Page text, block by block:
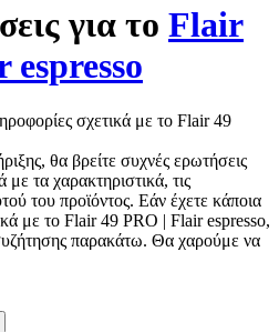
για το Flair
σχετικά με το Flair 49
θα βρείτε συχνές ερωτήσεις
τα χαρακτηριστικά, τις
του προϊόντος. Εάν έχετε κάποια
με το Flair 49 PRO | Flair espresso,
παρακάτω. Θα χαρούμε να